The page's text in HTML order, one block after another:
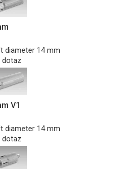
diameter 14 mm
dotaz
V1
diameter 14 mm
dotaz